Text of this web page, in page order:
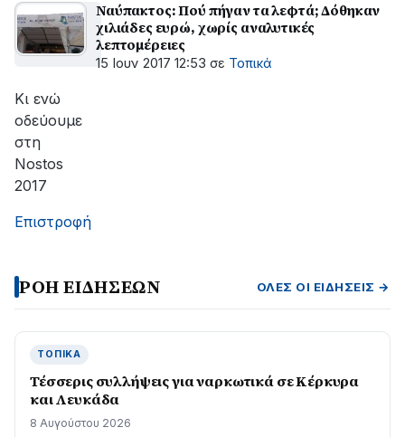
Ναύπακτος: Πού πήγαν τα λεφτά; Δόθηκαν
χιλιάδες ευρώ, χωρίς αναλυτικές
λεπτομέρειες
15 Ιουν 2017 12:53 σε Τοπικά
Κι ενώ
οδεύουμε
στη
Nostos
2017
Επιστροφή
ΡΟΗ ΕΙΔΗΣΕΩΝ ΌΛΕΣ ΟΙ ΕΙΔΉΣΕΙΣ →
ΤΟΠΙΚΆ
Τέσσερις συλλήψεις για ναρκωτικά σε Κέρκυρα
και Λευκάδα
8 Αυγούστου 2026